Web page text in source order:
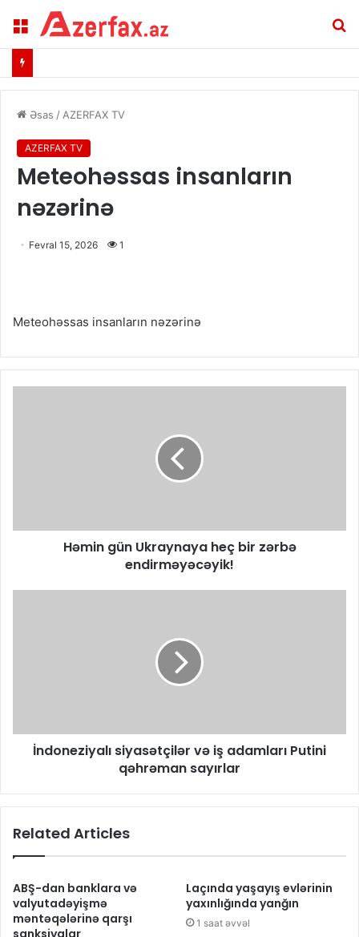
Menu
Əsas /AZERFAX TV
AZERFAX TV
Meteohəssas insanların
nəzərinə
Fevral 15, 2026 1
Meteohəssas insanların nəzərinə
Həmin gün Ukraynaya heç bir zərbə
endirməyəcəyik!
İndoneziyalı siyasətçilər və iş adamları Putini
qəhrəman sayırlar
Related Articles
ABŞ-dan banklara və
valyutadəyişmə
məntəqələrinə qarşı
Laçında yaşayış evlərinin
yaxınlığında yanğın
1 saat əvvəl